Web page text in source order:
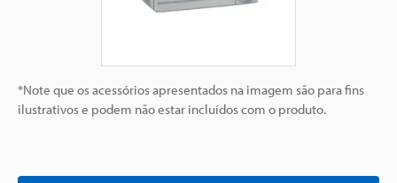
*Note que os acessórios apresentados na imagem são para fins
ilustrativos e podem não estar incluídos com o produto.